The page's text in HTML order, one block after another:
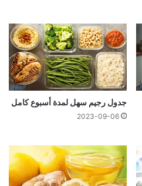
جدول رجيم سهل لمدة أسبوع كامل
2023-09-06